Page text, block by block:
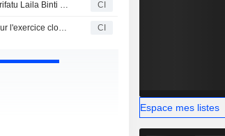
YTL Corporation Berhad annonce la nomination de Puan Sharifatu Laila Binti Syed Ali en tant que membre du comité d'audit CI
YTL Corporation Berhad annonce un dividende intérimaire pour l'exercice clos le 30 juin 2024, payable le 29 novembre 2024 CI
Espace mes listes